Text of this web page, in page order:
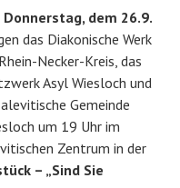
Donnerstag, dem 26.9.
das Diakonische Werk
Necker-Kreis, das
Asyl Wiesloch und
Gemeinde
um 19 Uhr im
Zentrum in der
– „Sind Sie